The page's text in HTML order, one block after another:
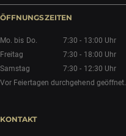
ÖFFNUNGSZEITEN
Mo. bis Do. 7:30 - 13:00 Uhr
Freitag
7:30 - 18:00 Uhr
Samstag
7:30 - 12:30 Uhr
Vor Feiertagen durchgehend geöffnet.
KONTAKT